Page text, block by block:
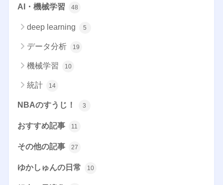
AI・機械学習 48
deep learning 5
データ分析 19
機械学習 10
統計 14
NBAのすうじ！ 3
おすすめ記事 11
その他の記事 27
ゆかしゅんの日常 10